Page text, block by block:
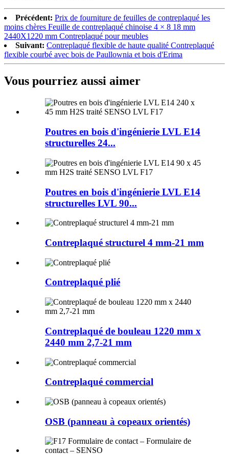
Précédent: Prix ​​de fourniture de feuilles de contreplaqué les
moins chères Feuille de contreplaqué chinoise 4 × 8 18 mm
2440X1220 mm Contreplaqué pour meubles
Suivant: Contreplaqué flexible de haute qualité Contreplaqué
flexible courbé avec bois de Paullownia et bois d'Erima
Vous pourriez aussi aimer
Poutres en bois d'ingénierie LVL E14
structurelles 24...
Poutres en bois d'ingénierie LVL E14
structurelles LVL 90...
Contreplaqué structurel 4 mm-21 mm
Contreplaqué plié
Contreplaqué de bouleau 1220 mm x
2440 mm 2,7-21 mm
Contreplaqué commercial
OSB (panneau à copeaux orientés)